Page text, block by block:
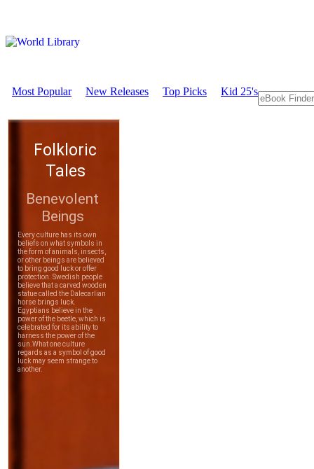
Most Popular New Releases Top Picks Kid 25's